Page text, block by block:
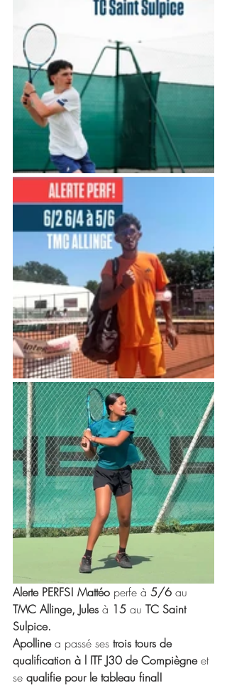
Alerte PERFS! Mattéo perfe à 5/6 au
TMC Allinge, Jules à 15 au TC Saint
Sulpice.
Apolline a passé ses trois tours de
qualification à l ITF J30 de Compiègne et
se qualifie pour le tableau final!